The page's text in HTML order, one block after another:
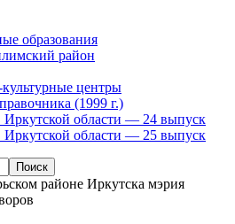
образования
район
центры
(1999 г.)
Иркутской области — 24 выпуск
Иркутской области — 25 выпуск
районе Иркутска мэрия